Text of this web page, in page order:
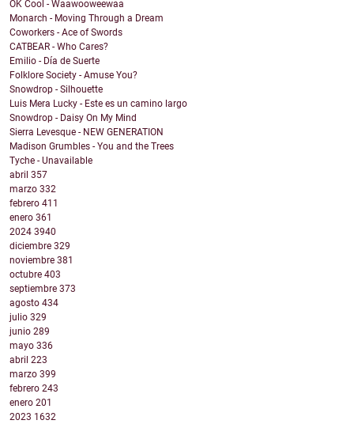
OK Cool - Waawooweewaa
Monarch - Moving Through a Dream
Coworkers - Ace of Swords
CATBEAR - Who Cares?
Emilio - Día de Suerte
Folklore Society - Amuse You?
Snowdrop - Silhouette
Luis Mera Lucky - Este es un camino largo
Snowdrop - Daisy On My Mind
Sierra Levesque - NEW GENERATION
Madison Grumbles - You and the Trees
Tyche - Unavailable
abril 357
marzo 332
febrero 411
enero 361
2024 3940
diciembre 329
noviembre 381
octubre 403
septiembre 373
agosto 434
julio 329
junio 289
mayo 336
abril 223
marzo 399
febrero 243
enero 201
2023 1632